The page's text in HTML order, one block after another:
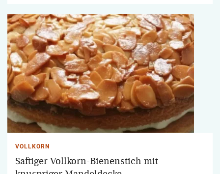
VOLLKORN
Saftiger Vollkorn-Bienenstich mit